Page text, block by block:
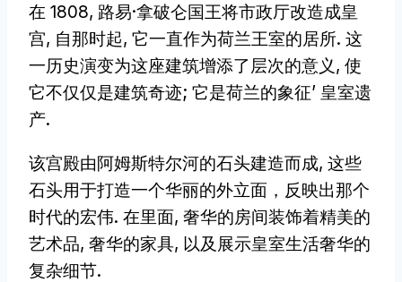
在 1808, 路易·拿破仑国王将市政厅改造成皇
宫, 自那时起, 它一直作为荷兰王室的居所. 这
一历史演变为这座建筑增添了层次的意义, 使
它不仅仅是建筑奇迹; 它是荷兰的象征’ 皇室遗
产.
该宫殿由阿姆斯特尔河的石头建造而成, 这些
石头用于打造一个华丽的外立面，反映出那个
时代的宏伟. 在里面, 奢华的房间装饰着精美的
艺术品, 奢华的家具, 以及展示皇室生活奢华的
复杂细节.